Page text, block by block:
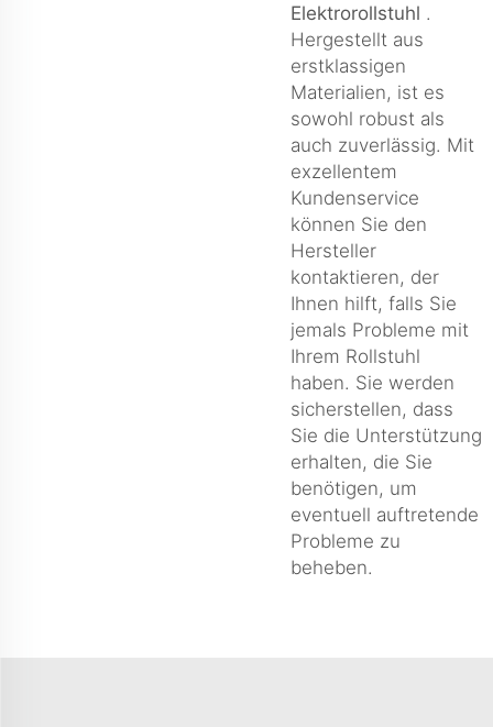
Elektrorollstuhl .
Hergestellt aus
erstklassigen
Materialien, ist es
sowohl robust als
auch zuverlässig. Mit
exzellentem
Kundenservice
können Sie den
Hersteller
kontaktieren, der
Ihnen hilft, falls Sie
jemals Probleme mit
Ihrem Rollstuhl
haben. Sie werden
sicherstellen, dass
Sie die Unterstützung
erhalten, die Sie
benötigen, um
eventuell auftretende
Probleme zu
beheben.